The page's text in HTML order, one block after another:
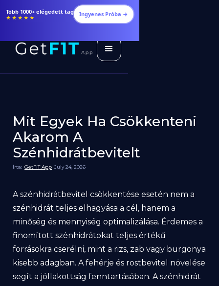
Több 1000+ elégedett tag
★★★★★ Ingyenes Próba →
Mit Egyek Ha Csökkenteni
Akarom A
Szénhidrátbevitelt
Írta: GetFIT App July 24, 2026
A szénhidrátbevitel csökkentése esetén nem a
szénhidrát teljes elhagyása a cél, hanem a
minőség és mennyiség optimalizálása. Érdemes a
finomított szénhidrátokat teljes értékű
forrásokra cserélni, mint a rizs, zab vagy burgonya
kisebb adagban. A fehérje és rostbevitel növelése
segít a jóllakottság fenntartásában. A szénhidrát